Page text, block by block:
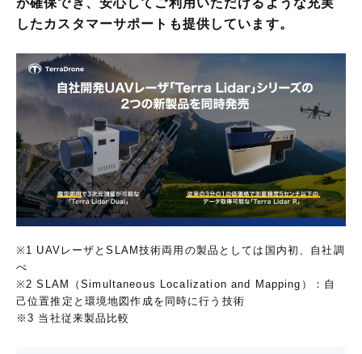
したカスタマーサポートも提供しています。
※1 UAVレーザとSLAM技術両用の製品としては国内初、自社調
べ
※2 SLAM（Simultaneous Localization and Mapping）：自
己位置推定と環境地図作成を同時に行う技術
※3 当社従来製品比較